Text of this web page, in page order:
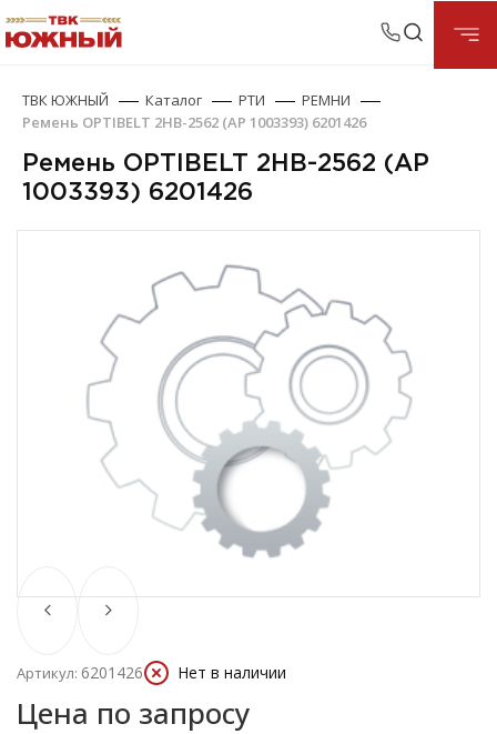
ТВК ЮЖНЫЙ Каталог РТИ
РЕМНИ
Ремень OPTIBELT 2HB-2562 (АР 1003393) 6201426
Ремень OPTIBELT 2HB-2562 (АР
1003393) 6201426
Артикул: 6201426 Нет в наличии
Цена по запросу